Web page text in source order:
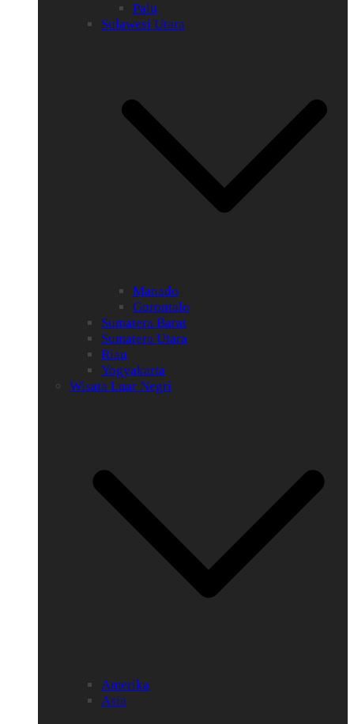
Palu
Sulawesi Utara
Manado
Gorontalo
Sumatera Barat
Sumatera Utara
Riau
Yogyakarta
Wisata Luar Negri
Amerika
Asia